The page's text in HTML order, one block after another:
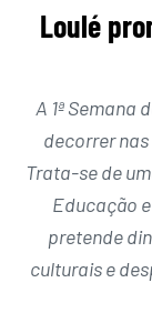
Loulé
A 1ª Semana
decorrer
Trata-se de
Educação
pretende
culturais e